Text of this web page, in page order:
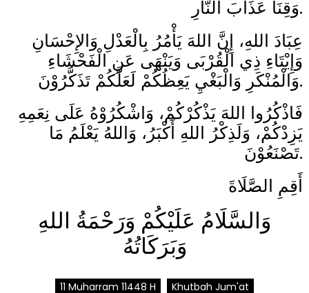
وَقِنَا عَذَابَ النَّارِ.
عِبَادَ اللهِ، إِنَّ اللهَ يَأْمُرُ بِالْعَدْلِ وَالإِحْسَانِ
وَإِيْتَاءِ ذِي الْقُرْبَى وَيَنْهَى عَنِ الْفَحْشَاءِ
وَالْمُنْكَرِ وَالْبَغْيِ يَعِظُكُمْ لَعَلَّكُمْ تَذَكَّرُوْنَ.
فَاذْكُرُوا اللهَ يَذْكُرْكُمْ، وَاشْكُرُوْهُ عَلَى نِعَمِهِ
يَزِدْكُمْ، وَلَذِكْرُ اللهِ أَكْبَرُ، وَاللهُ يَعْلَمُ مَا
تَصْنَعُوْنَ.
أَقِمِ الصَّلَاةَ
وَالسَّلَامُ عَلَيْكُمْ وَرَحْمَةُ اللهِ
وَبَرَكَاتُهُ
11 Muharram 11448 H Khutbah Jum'at